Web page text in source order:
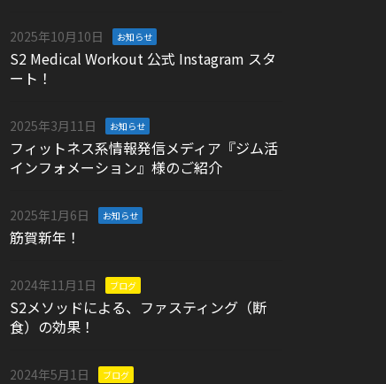
2025年10月10日 お知らせ
S2 Medical Workout 公式 Instagram スタ
ート！
2025年3月11日 お知らせ
フィットネス系情報発信メディア『ジム活
インフォメーション』様のご紹介
2025年1月6日 お知らせ
筋賀新年！
2024年11月1日 ブログ
S2メソッドによる、ファスティング（断
食）の効果！
2024年5月1日 ブログ